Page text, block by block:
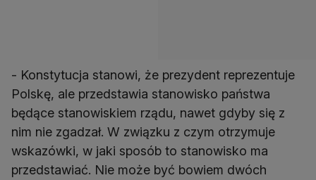
- Konstytucja stanowi, że prezydent reprezentuje
Polskę, ale przedstawia stanowisko państwa
będące stanowiskiem rządu, nawet gdyby się z
nim nie zgadzał. W związku z czym otrzymuje
wskazówki, w jaki sposób to stanowisko ma
przedstawiać. Nie może być bowiem dwóch